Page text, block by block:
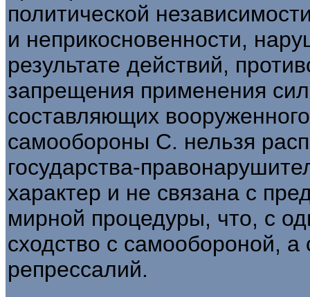
политической
и неприкосновенности,
результате действий,
запрещения применения
составляющих
самообороны С. нельзя
государства-
характер и не связана с
мирной процедуры, что, с
сходство с самообороной, а
репрессалий.